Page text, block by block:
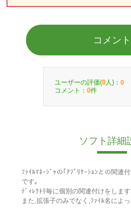
コメント
ユーザーの評価(0 人)： 0
コメント： 0件
ソフト詳細
ﾌｧｲﾙﾏﾈｰｼﾞｬの｢ｱﾌﾟﾘｹｰｼｮﾝとの関連
です｡
ﾃﾞｨﾚｸﾄﾘ毎に個別の関連付けをします
また,拡張子のみでなく,ﾌｧｲﾙ名によ